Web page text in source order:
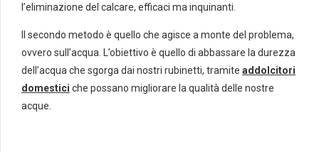
l’eliminazione del calcare, efficaci ma inquinanti.
Il secondo metodo è quello che agisce a monte del problema,
ovvero sull’acqua. L’obiettivo è quello di abbassare la durezza
dell’acqua che sgorga dai nostri rubinetti, tramite addolcitori
domestici che possano migliorare la qualità delle nostre
acque.